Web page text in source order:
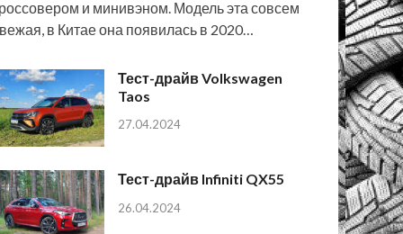
и минивэном. Модель эта совсем
в Китае она появилась в 2020…
Тест-драйв Volkswagen
Taos
27.04.2024
Тест-драйв Infiniti QX55
26.04.2024